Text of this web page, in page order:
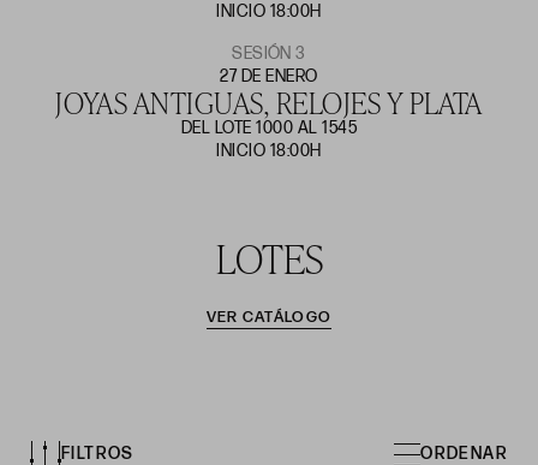
INICIO 18:00H
SESIÓN 3
27 DE ENERO
JOYAS ANTIGUAS, RELOJES Y PLATA
DEL LOTE 1000 AL 1545
INICIO 18:00H
LOTES
VER CATÁLOGO
FILTROS ORDENAR